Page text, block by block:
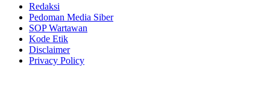
Redaksi
Pedoman Media Siber
SOP Wartawan
Kode Etik
Disclaimer
Privacy Policy